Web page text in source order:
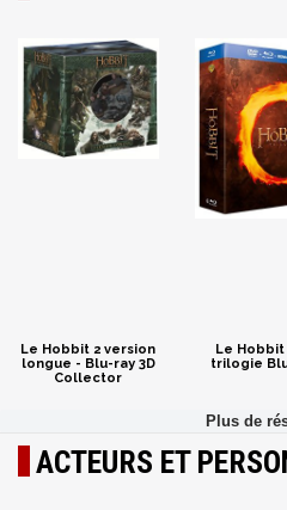
Le Hobbit 2 version
longue - Blu-ray 3D
Collector
Le Hobbit
trilogie
ACTEURS ET